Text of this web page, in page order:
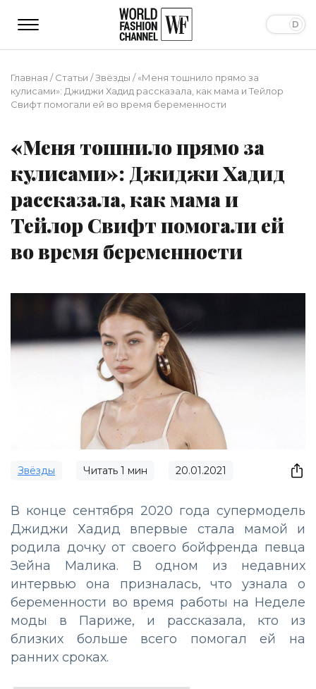
Главная /Статьи /Звёзды /«Меня тошнило прямо за
кулисами»: Джиджи Хадид рассказала, как мама и Тейлор
Свифт помогали ей во время беременности
«Меня тошнило прямо за
кулисами»: Джиджи Хадид
рассказала, как мама и
Тейлор Свифт помогали ей
во время беременности
Звёзды Читать 1 мин 20.01.2021
В конце сентября 2020 года супермодель
Джиджи Хадид впервые стала мамой и
родила дочку от своего бойфренда певца
Зейна Малика. В одном из недавних
интервью она призналась, что узнала о
беременности во время работы на Неделе
моды в Париже, и рассказала, кто из
близких больше всего помогал ей на
ранних сроках.